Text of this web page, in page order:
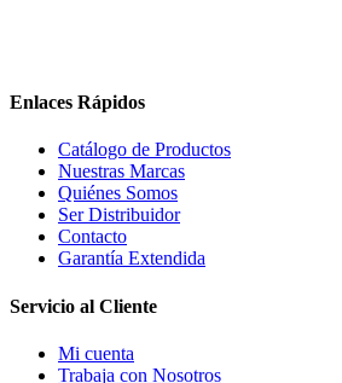
Enlaces Rápidos
Catálogo de Productos
Nuestras Marcas
Quiénes Somos
Ser Distribuidor
Contacto
Garantía Extendida
Servicio al Cliente
Mi cuenta
Trabaja con Nosotros